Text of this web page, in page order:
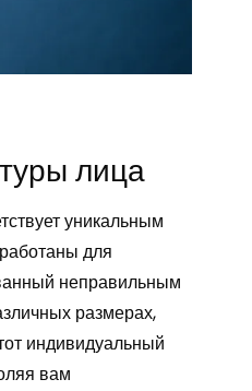
лица
уникальным
для
неправильным
размерах,
индивидуальный
вам